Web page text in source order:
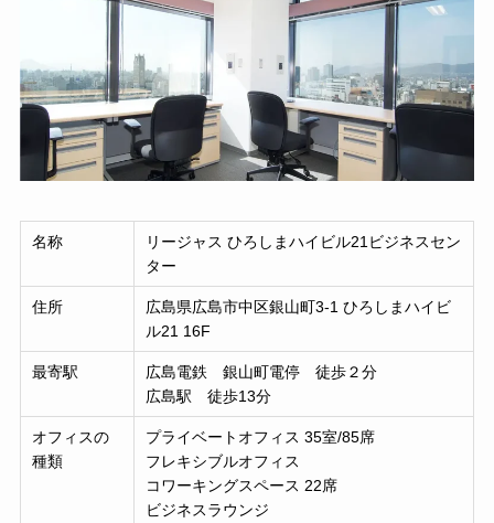
名称
リージャス ひろしまハイビル21ビジネスセン
ター
住所
広島県広島市中区銀山町3-1 ひろしまハイビ
ル21 16F
最寄駅
広島電鉄 銀山町電停 徒歩２分
広島駅 徒歩13分
オフィスの
種類
プライベートオフィス 35室/85席
フレキシブルオフィス
コワーキングスペース 22席
ビジネスラウンジ